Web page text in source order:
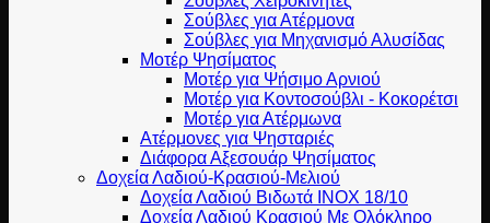
Σούβλες για Ατέρμονα
Σούβλες για Μηχανισμό Αλυσίδας
Μοτέρ Ψησίματος
Μοτέρ για Ψήσιμο Αρνιού
Μοτέρ για Κοντοσούβλι - Κοκορέτσι
Μοτέρ για Ατέρμωνα
Ατέρμονες για Ψησταριές
Διάφορα Αξεσουάρ Ψησίματος
Δοχεία Λαδιού-Κρασιού-Μελιού
Δοχεία Λαδιού Βιδωτά ΙΝΟΧ 18/10
Δοχεία Λαδιού Κρασιού Με Ολόκληρο